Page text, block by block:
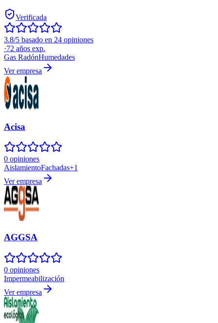
Verificada
3.8/5 basado en 24 opiniones
·72 años exp.
Gas RadónHumedades
Ver empresa
Acisa
0 opiniones
AislamientoFachadas+1
Ver empresa
AGGSA
0 opiniones
Impermeabilización
Ver empresa